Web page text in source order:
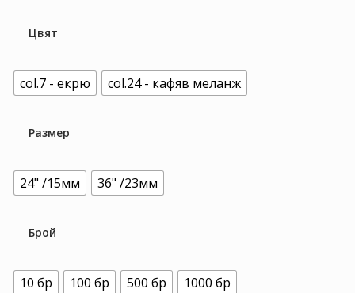
Цвят
col.7 - екрю col.24 - кафяв меланж
Размер
24" /15мм 36" /23мм
Брой
10 бр 100 бр 500 бр 1000 бр